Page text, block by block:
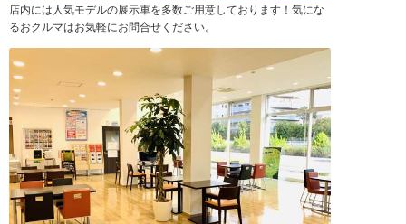
店内には人気モデルの展示車を多数ご用意しております！気にな
るおクルマはお気軽にお問合せください。